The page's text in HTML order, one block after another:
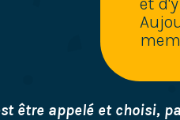
être appelé et choisi,